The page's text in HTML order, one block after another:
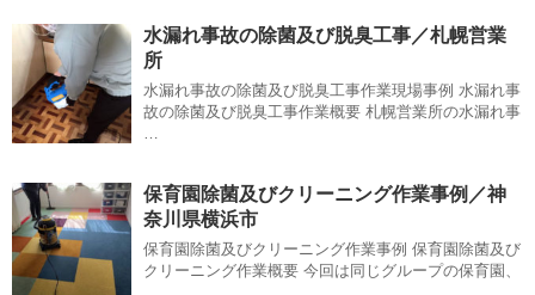
水漏れ事故の除菌及び脱臭工事／札幌営業
所
水漏れ事故の除菌及び脱臭工事作業現場事例 水漏れ事
故の除菌及び脱臭工事作業概要 札幌営業所の水漏れ事
…
保育園除菌及びクリーニング作業事例／神
奈川県横浜市
保育園除菌及びクリーニング作業事例 保育園除菌及び
クリーニング作業概要 今回は同じグループの保育園、